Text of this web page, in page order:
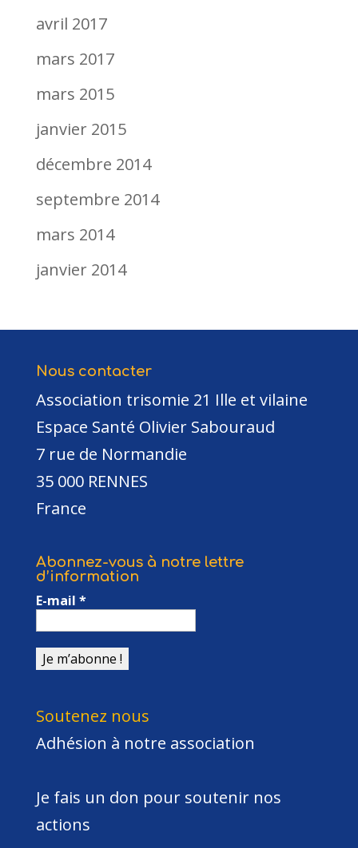
avril 2017
mars 2017
mars 2015
janvier 2015
décembre 2014
septembre 2014
mars 2014
janvier 2014
Nous contacter
Association trisomie 21 Ille et vilaine
Espace Santé Olivier Sabouraud
7 rue de Normandie
35 000 RENNES
France
Abonnez-vous à notre lettre
d’information
E-mail *
Soutenez nous
Adhésion à notre association
Je fais un don pour soutenir nos
actions